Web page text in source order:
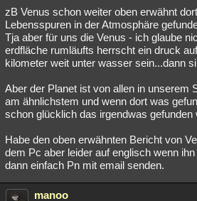
zB Venus schon weiter oben erwähnt
Lebensspuren in der Atmosphäre
Tja aber für uns die Venus - ich glaube
erdfläche rumläufts herrscht ein druck
kilometer weit unter wasser sein...dann
Aber der Planet ist von allen in unserem
am ähnlichstem und wenn dort was
schon glücklich das irgendwas gefunden
Habe den oben erwähnten Bericht von
dem Pc aber leider auf englisch wenn
dann einfach Pn mit email senden.
manoo